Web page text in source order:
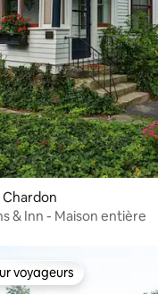
& Inn - Maison entière
voyageurs les plus
voyageurs